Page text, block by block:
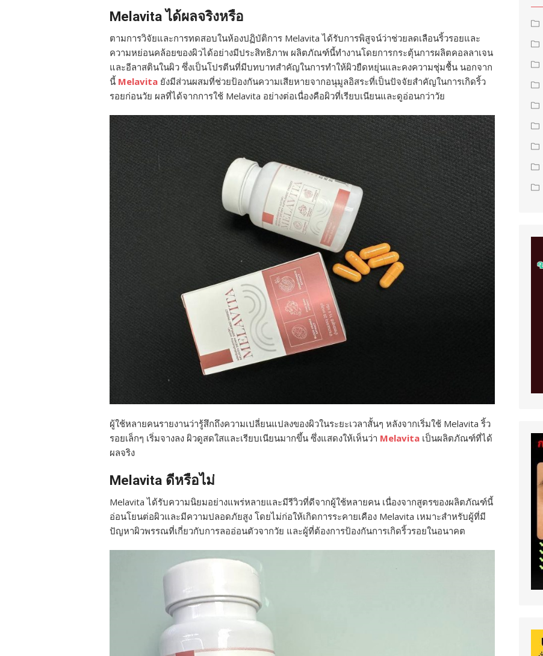
Melavita ได้ผลจริงหรือ
ตามการวิจัยและการทดสอบในห้องปฏิบัติการ Melavita ได้รับการพิสูจน์ว่าช่วยลดเลือนริ้วรอยและ
ความหย่อนคล้อยของผิวได้อย่างมีประสิทธิภาพ ผลิตภัณฑ์นี้ทำงานโดยการกระตุ้นการผลิตคอลลาเจน
และอีลาสตินในผิว ซึ่งเป็นโปรตีนที่มีบทบาทสำคัญในการทำให้ผิวยืดหยุ่นและคงความชุ่มชื้น นอกจาก
นี้ Melavita ยังมีส่วนผสมที่ช่วยป้องกันความเสียหายจากอนุมูลอิสระที่เป็นปัจจัยสำคัญในการเกิดริ้ว
รอยก่อนวัย ผลที่ได้จากการใช้ Melavita อย่างต่อเนื่องคือผิวที่เรียบเนียนและดูอ่อนกว่าวัย
ผู้ใช้หลายคนรายงานว่ารู้สึกถึงความเปลี่ยนแปลงของผิวในระยะเวลาสั้นๆ หลังจากเริ่มใช้ Melavita ริ้ว
รอยเล็กๆ เริ่มจางลง ผิวดูสดใสและเรียบเนียนมากขึ้น ซึ่งแสดงให้เห็นว่า Melavita เป็นผลิตภัณฑ์ที่ได้
ผลจริง
Melavita ดีหรือไม่
Melavita ได้รับความนิยมอย่างแพร่หลายและมีรีวิวที่ดีจากผู้ใช้หลายคน เนื่องจากสูตรของผลิตภัณฑ์นี้
อ่อนโยนต่อผิวและมีความปลอดภัยสูง โดยไม่ก่อให้เกิดการระคายเคือง Melavita เหมาะสำหรับผู้ที่มี
ปัญหาผิวพรรณที่เกี่ยวกับการลออ่อนตัวจากวัย และผู้ที่ต้องการป้องกันการเกิดริ้วรอยในอนาคต